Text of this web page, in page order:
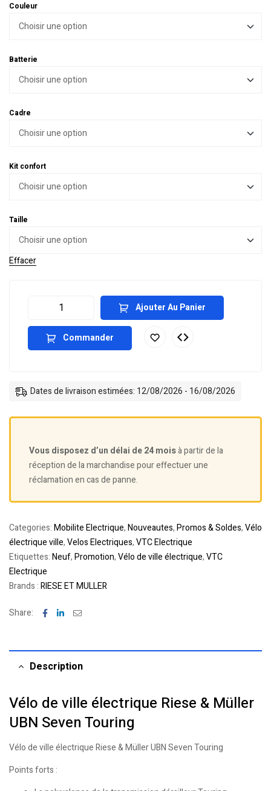
Couleur
Batterie
Cadre
Kit confort
Taille
Effacer
Ajouter Au Panier
Commander
Dates de livraison estimées: 12/08/2026 - 16/08/2026
Vous disposez d’un délai de 24 moisà partir de la
réception de la marchandise pour effectuer une
réclamation en cas de panne.
Categories:Mobilite Electrique,Nouveautes,Promos & Soldes,Vélo
électrique ville,Velos Electriques,VTC Electrique
Etiquettes:Neuf,Promotion,Vélo de ville électrique,VTC
Electrique
Brands :RIESE ET MULLER
Share: Facebook
LinkedinEmail
Description
Vélo de ville électrique Riese & Müller
UBN Seven Touring
Vélo de ville électrique Riese & Müller UBN Seven Touring
Points forts :